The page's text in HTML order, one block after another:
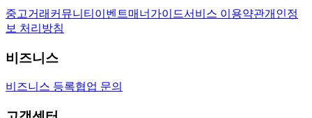
중고거래 커뮤니티 이벤트매너가이드서비스 이용약관개인정
보 처리방침
비즈니스
비즈니스 등록협업 문의